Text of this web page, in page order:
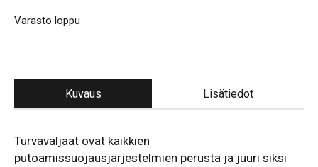
Varasto loppu
Kuvaus Lisätiedot
Turvavaljaat ovat kaikkien
putoamissuojausjärjestelmien perusta ja juuri siksi